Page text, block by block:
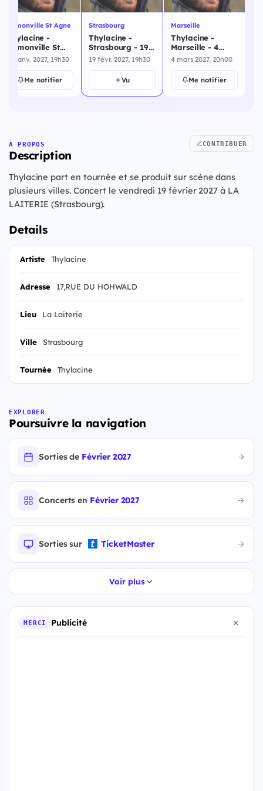
Ramonville St Agne
Thylacine -
Ramonville St
Agne - 28 janvier
28 janv. 2027, 19h30
Me notifier
Strasbourg
Thylacine -
Strasbourg - 19
février 2027
19 févr. 2027, 19h30
Vu
Marseille
Thylacine -
Marseille - 4
mars 2027
4 mars 2027, 20h00
Me notifier
À PROPOS
Description
CONTRIBUER
Thylacine part en tournée et se produit sur scène dans
plusieurs villes. Concert le vendredi 19 février 2027 à LA
LAITERIE (Strasbourg).
Details
Artiste Thylacine
Adresse 17,RUE DU HOHWALD
Lieu La Laiterie
Ville Strasbourg
Tournée Thylacine
EXPLORER
Poursuivre la navigation
Sorties de Février 2027
Concerts en Février 2027
Sorties sur TicketMaster
Voir plus
MERCI Publicité